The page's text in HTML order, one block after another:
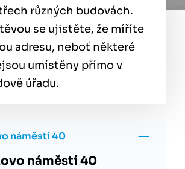
různých budovách.
se ujistěte, že míříte
adresu, neboť některé
umístěny přímo v
úřadu.
náměstí 40
náměstí 40